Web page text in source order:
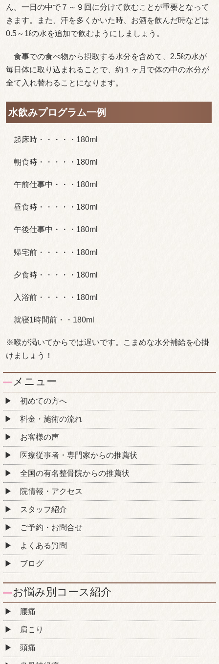
ん。一日の中で７～９回に分けて飲むことが重要となって
きます。また、汗を多くかいた時、お酒を飲んだ時などは
0.5～1ℓの水を追加で飲むようにしましょう。
食事での食べ物から摂取する水分を含めて、2.5ℓの水が
毎日体に取り込まれることで、約１ヶ月で体の中の水分が
全て入れ替わることになります。
水飲みプログラム一例
起床時・・・・・180ml
朝食時・・・・・180ml
午前仕事中・・・180ml
昼食時・・・・・180ml
午後仕事中・・・180ml
帰宅前・・・・・180ml
夕食時・・・・・180ml
入浴前・・・・・180ml
就寝1時間前・・180ml
※喉が渇いてからでは遅いです。こまめな水分補給を心掛
けましょう！
メニュー
初めての方へ
料金・施術の流れ
お客様の声
医療従事者・専門家からの推薦状
全国の有名整骨院からの推薦状
院情報・アクセス
スタッフ紹介
ご予約・お問合せ
よくある質問
ブログ
お悩み別コース紹介
腰痛
肩こり
頭痛